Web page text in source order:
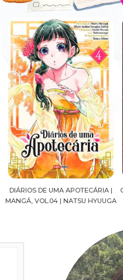
CAVALEIROS DO ZODÍACO: SAINT
SEIYA FINAL EDITION | VOL. 05 |